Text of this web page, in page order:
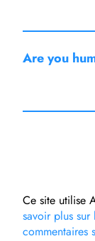
Are you
Ce site utilise
savoir plus
commentaires